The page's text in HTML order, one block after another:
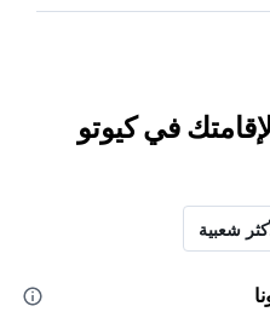
في كيوتو
شعبية